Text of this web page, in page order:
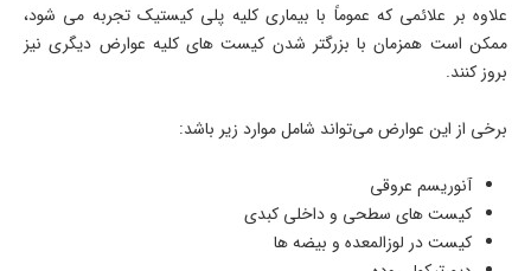
علاوه بر علائمی که عموماً با بیماری کلیه پلی کیستیک تجربه می شود،
ممکن است همزمان با بزرگتر شدن کیست های کلیه عوارض دیگری نیز
بروز کنند.
برخی از این عوارض می‌تواند شامل موارد زیر باشد:
آنوریسم عروقی
کیست های سطحی و داخلی کبدی
کیست در لوزالمعده و بیضه ها